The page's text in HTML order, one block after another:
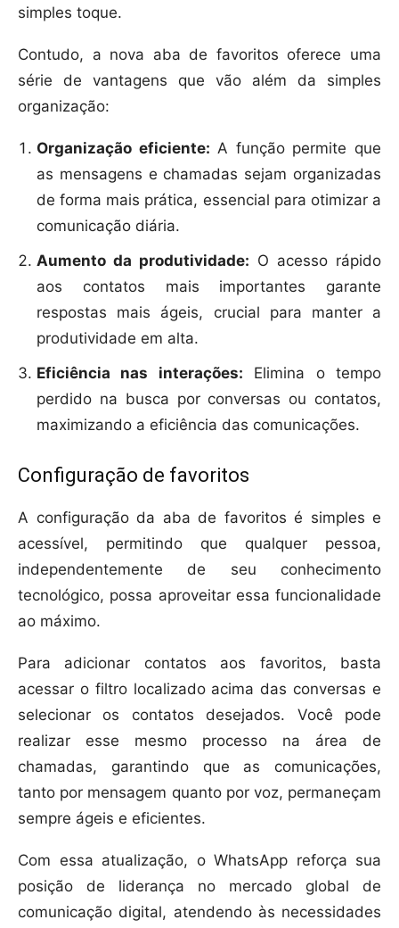
simples toque.
Contudo, a nova aba de favoritos oferece uma
série de vantagens que vão além da simples
organização:
Organização eficiente: A função permite que
as mensagens e chamadas sejam organizadas
de forma mais prática, essencial para otimizar a
comunicação diária.
Aumento da produtividade: O acesso rápido
aos contatos mais importantes garante
respostas mais ágeis, crucial para manter a
produtividade em alta.
Eficiência nas interações: Elimina o tempo
perdido na busca por conversas ou contatos,
maximizando a eficiência das comunicações.
Configuração de favoritos
A configuração da aba de favoritos é simples e
acessível, permitindo que qualquer pessoa,
independentemente de seu conhecimento
tecnológico, possa aproveitar essa funcionalidade
ao máximo.
Para adicionar contatos aos favoritos, basta
acessar o filtro localizado acima das conversas e
selecionar os contatos desejados. Você pode
realizar esse mesmo processo na área de
chamadas, garantindo que as comunicações,
tanto por mensagem quanto por voz, permaneçam
sempre ágeis e eficientes.
Com essa atualização, o WhatsApp reforça sua
posição de liderança no mercado global de
comunicação digital, atendendo às necessidades